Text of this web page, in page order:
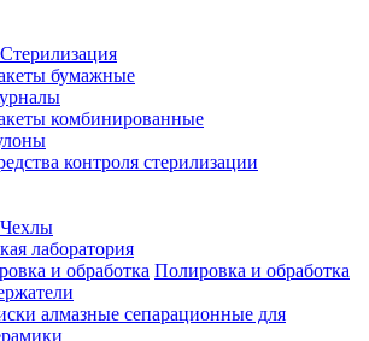
Стерилизация
бумажные
комбинированные
контроля стерилизации
Чехлы
лаборатория
Полировка и обработка
алмазные сепарационные для